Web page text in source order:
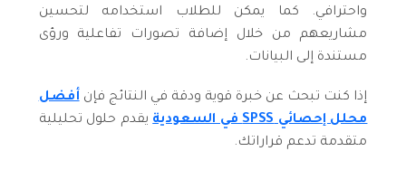
واحترافي. كما يمكن للطلاب استخدامه لتحسين
مشاريعهم من خلال إضافة تصورات تفاعلية ورؤى
مستندة إلى البيانات.
إذا كنت تبحث عن خبرة قوية ودقة في النتائج فإنأفضل
محلل إحصائي SPSS في السعودية
يقدم حلول تحليلية
متقدمة تدعم قراراتك.